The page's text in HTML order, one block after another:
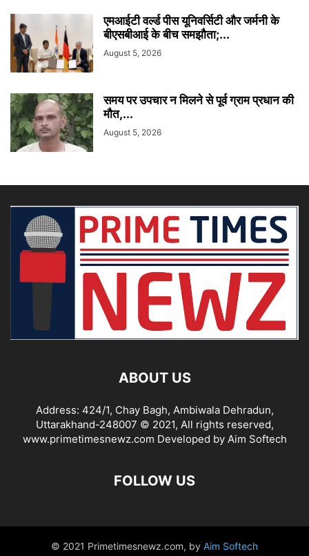
एमआईटी वर्ल्ड पीस यूनिवर्सिटी और जर्मनी के
बीएसबीआई के बीच समझौता;...
August 5, 2026
समय पर उपचार न मिलने से पूर्व ग्राम प्रधान की
मौत,...
August 5, 2026
ABOUT US
Address: 424/1, Chay Bagh, Ambiwala Dehradun,
Uttarakhand-248007 © 2021, All rights reserved,
www.primetimesnewz.com Developed by Aim Softech
FOLLOW US
© 2021 Primetimesnewz.com, by Aim Softech